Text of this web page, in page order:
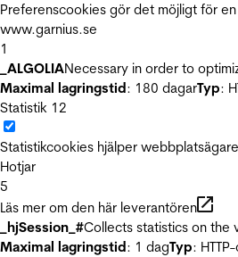
Preferenscookies gör det möjligt för
www.garnius.se
1
_ALGOLIANecessary in order to
Maximal lagringstid: 180 dagarTyp:
Statistik 12
Statistikcookies hjälper
Hotjar
5
Läs mer om den här leverantören
_hjSession_#Collects statistics on the
Maximal lagringstid: 1 dagTyp: